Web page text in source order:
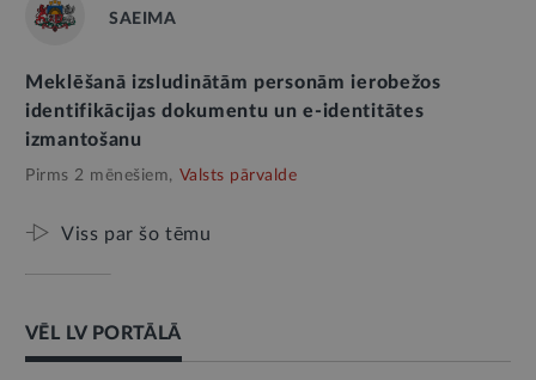
SAEIMA
Meklēšanā izsludinātām personām ierobežos
identifikācijas dokumentu un e-identitātes
izmantošanu
Pirms 2 mēnešiem, Valsts pārvalde
Viss par šo tēmu
VĒL LV PORTĀLĀ